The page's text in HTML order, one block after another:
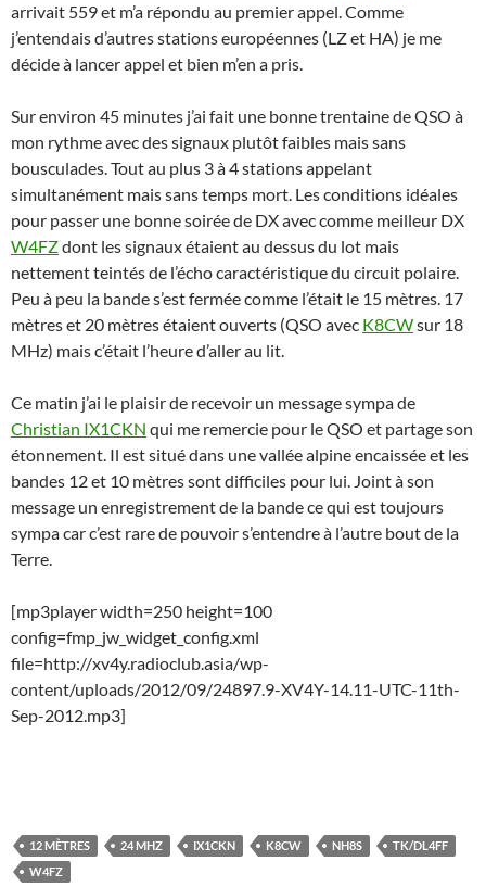
arrivait 559 et m’a répondu au premier appel. Comme
j’entendais d’autres stations européennes (LZ et HA) je me
décide à lancer appel et bien m’en a pris.
Sur environ 45 minutes j’ai fait une bonne trentaine de QSO à
mon rythme avec des signaux plutôt faibles mais sans
bousculades. Tout au plus 3 à 4 stations appelant
simultanément mais sans temps mort. Les conditions idéales
pour passer une bonne soirée de DX avec comme meilleur DX
W4FZdont les signaux étaient au dessus du lot mais
nettement teintés de l’écho caractéristique du circuit polaire.
Peu à peu la bande s’est fermée comme l’était le 15 mètres. 17
mètres et 20 mètres étaient ouverts (QSO avec K8CWsur 18
MHz) mais c’était l’heure d’aller au lit.
Ce matin j’ai le plaisir de recevoir un message sympa de
Christian IX1CKN qui me remercie pour le QSO et partage son
étonnement. Il est situé dans une vallée alpine encaissée et les
bandes 12 et 10 mètres sont difficiles pour lui. Joint à son
message un enregistrement de la bande ce qui est toujours
sympa car c’est rare de pouvoir s’entendre à l’autre bout de la
Terre.
[mp3player width=250 height=100
config=fmp_jw_widget_config.xml
file=http://xv4y.radioclub.asia/wp-
content/uploads/2012/09/24897.9-XV4Y-14.11-UTC-11th-
Sep-2012.mp3]
12 MÈTRES 24 MHZ IX1CKN K8CW NH8S
TK/DL4FF
W4FZ